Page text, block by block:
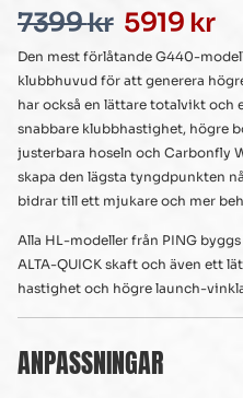
7399kr 5919 kr
Den mest förlåtande G440-
klubbhuvud för att generera
har också en lättare totalvikt
snabbare klubbhastighet, högre
justerbara hoseln och Carbonfly
skapa den lägsta tyngdpunkten
bidrar till ett mjukare och mer
Alla HL-modeller från PING
ALTA-QUICK skaft och även ett
hastighet och högre launch-
ANPASSNINGAR